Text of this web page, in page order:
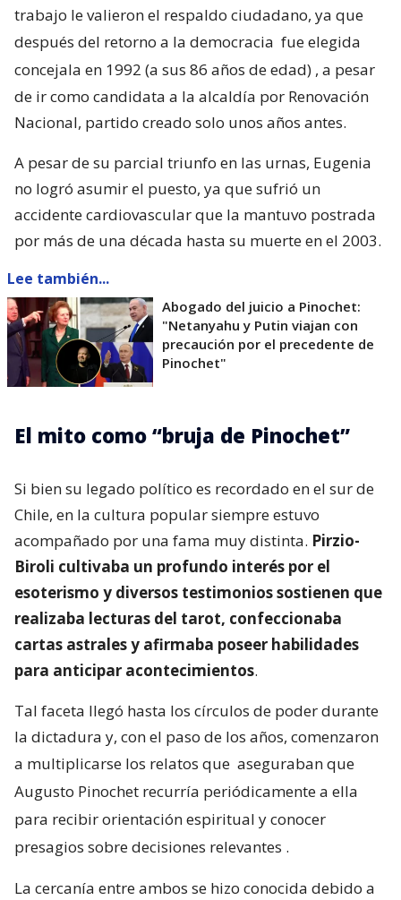
trabajo le valieron el respaldo ciudadano, ya que
después del retorno a la democracia fue elegida
concejala en 1992 (a sus 86 años de edad) , a pesar
de ir como candidata a la alcaldía por Renovación
Nacional, partido creado solo unos años antes.
A pesar de su parcial triunfo en las urnas, Eugenia
no logró asumir el puesto, ya que sufrió un
accidente cardiovascular que la mantuvo postrada
por más de una década hasta su muerte en el 2003.
Lee también...
Abogado del juicio a Pinochet:
"Netanyahu y Putin viajan con
precaución por el precedente de
Pinochet"
El mito como “bruja de Pinochet”
Si bien su legado político es recordado en el sur de
Chile, en la cultura popular siempre estuvo
acompañado por una fama muy distinta. Pirzio-
Biroli cultivaba un profundo interés por el
esoterismo y diversos testimonios sostienen que
realizaba lecturas del tarot, confeccionaba
cartas astrales y afirmaba poseer habilidades
para anticipar acontecimientos.
Tal faceta llegó hasta los círculos de poder durante
la dictadura y, con el paso de los años, comenzaron
a multiplicarse los relatos que aseguraban que
Augusto Pinochet recurría periódicamente a ella
para recibir orientación espiritual y conocer
presagios sobre decisiones relevantes .
La cercanía entre ambos se hizo conocida debido a